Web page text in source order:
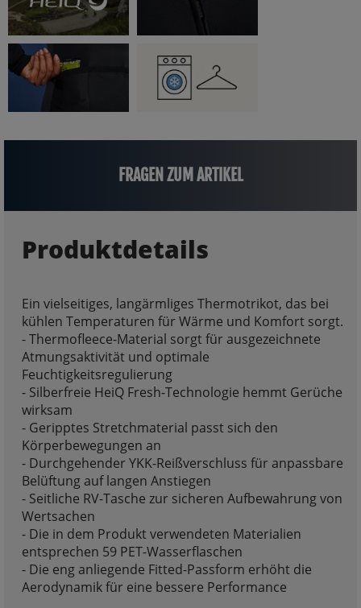
FRAGEN ZUM ARTIKEL
Produktdetails
Ein vielseitiges, langärmliges Thermotrikot, das bei
kühlen Temperaturen für Wärme und Komfort sorgt.
- Thermofleece-Material sorgt für ausgezeichnete
Atmungsaktivität und optimale
Feuchtigkeitsregulierung
- Silberfreie HeiQ Fresh-Technologie hemmt Gerüche
wirksam
- Geripptes Stretchmaterial passt sich den
Körperbewegungen an
- Durchgehender YKK-Reißverschluss für anpassbare
Belüftung auf langen Anstiegen
- Seitliche RV-Tasche zur sicheren Aufbewahrung von
Wertsachen
- Die in dem Produkt verwendeten Materialien
entsprechen 59 PET-Wasserflaschen
- Die eng anliegende Fitted-Passform erhöht die
Aerodynamik für eine bessere Performance